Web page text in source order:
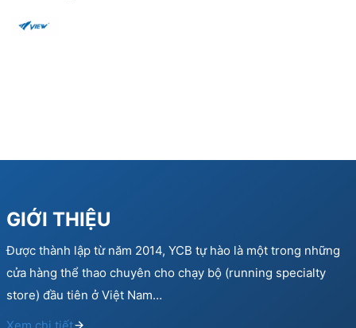
GIỚI THIỆU
Được thành lập từ năm 2014, YCB tự hào là một trong những
cửa hàng thể thao chuyên cho chạy bộ (running specialty
store) đầu tiên ở Việt Nam…